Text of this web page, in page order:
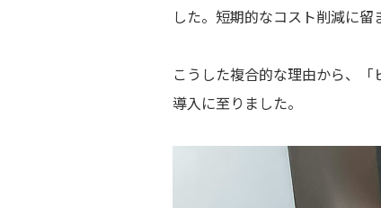
した。短期的なコスト削減に
こうした複合的な理由から、
導入に至りました。